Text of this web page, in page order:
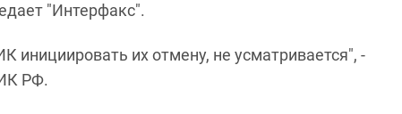
"Интерфакс".
инициировать их отмену, не усматривается", -
РФ.